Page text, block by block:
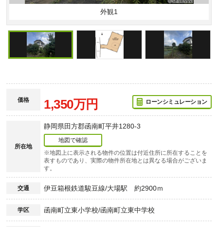
外観1
価格 1,350万円 ローンシミュレーション
所在地
静岡県田方郡函南町平井1280-3
地図で確認
※地図上に表示される物件の位置は付近住所に所在することを
表すものであり、実際の物件所在地とは異なる場合がございま
す。
交通 伊豆箱根鉄道駿豆線/大場駅 約2900ｍ
学区 函南町立東小学校/函南町立東中学校